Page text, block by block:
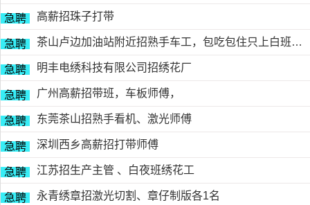
急聘 高薪招珠子打带
急聘 茶山卢边加油站附近招熟手车工，包吃包住只上白班，工资面议有的请电德胜13546915117
急聘 明丰电绣科技有限公司招绣花厂
急聘 广州高薪招带班，车板师傅，
急聘 东莞茶山招熟手看机、激光师傅
急聘 深圳西乡高薪招打带师傅
急聘 江苏招生产主管 、白夜班绣花工
急聘 永青绣章招激光切割、章仔制版各1名